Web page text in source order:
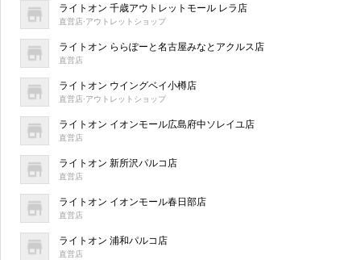
ライトオン 千歳アウトレットモール レラ店
直営店·アウトレットショップ
ライトオン ららぽーと名古屋みなとアクルス店
直営店
ライトオン ウイングベイ小樽店
直営店·アウトレットショップ
ライトオン イオンモール広島府中ソレイユ店
直営店
ライトオン 新所沢パルコ店
直営店
ライトオン イオンモール春日部店
直営店
ライトオン 浦和パルコ店
直営店